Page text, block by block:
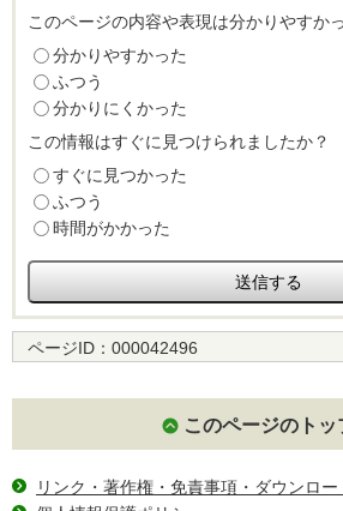
このページの内容や表現は分かりやすか
分かりやすかった
ふつう
分かりにくかった
この情報はすぐに見つけられましたか？
すぐに見つかった
ふつう
時間がかかった
ページID： 000042496
このページのトッ
リンク・著作権・免責事項・ダウンロー